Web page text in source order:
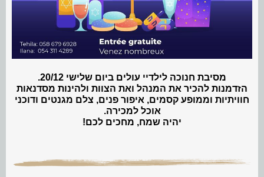
מסיבת חנוכה לילדיי עולים ️ביום שלישי 20/12.
הזדמנות להכיר את המנהל ואת הצוות ולהינות מסדנאות
‍️חוויתיות וממופע קסמים, איפור פנים, צלם מגנטים ודוכני
אוכל למכירה.
יהיה שמח, מחכים לכם!